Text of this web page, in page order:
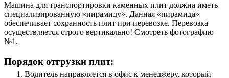
Машина для транспортировки каменных плит должна иметь
специализированную «пирамиду». Данная «пирамида»
обеспечивает сохранность плит при перевозке. Перевозка
осуществляется строго вертикально! Смотреть фотографию
№1.
Порядок отгрузки плит:
Водитель направляется в офис к менеджеру, который